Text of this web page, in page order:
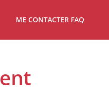
ME CONTACTER FAQ